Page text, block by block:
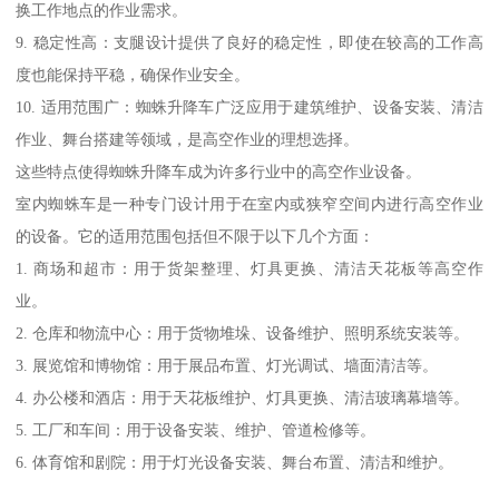
换工作地点的作业需求。
9. 稳定性高：支腿设计提供了良好的稳定性，即使在较高的工作高
度也能保持平稳，确保作业安全。
10. 适用范围广：蜘蛛升降车广泛应用于建筑维护、设备安装、清洁
作业、舞台搭建等领域，是高空作业的理想选择。
这些特点使得蜘蛛升降车成为许多行业中的高空作业设备。
室内蜘蛛车是一种专门设计用于在室内或狭窄空间内进行高空作业
的设备。它的适用范围包括但不限于以下几个方面：
1. 商场和超市：用于货架整理、灯具更换、清洁天花板等高空作
业。
2. 仓库和物流中心：用于货物堆垛、设备维护、照明系统安装等。
3. 展览馆和博物馆：用于展品布置、灯光调试、墙面清洁等。
4. 办公楼和酒店：用于天花板维护、灯具更换、清洁玻璃幕墙等。
5. 工厂和车间：用于设备安装、维护、管道检修等。
6. 体育馆和剧院：用于灯光设备安装、舞台布置、清洁和维护。